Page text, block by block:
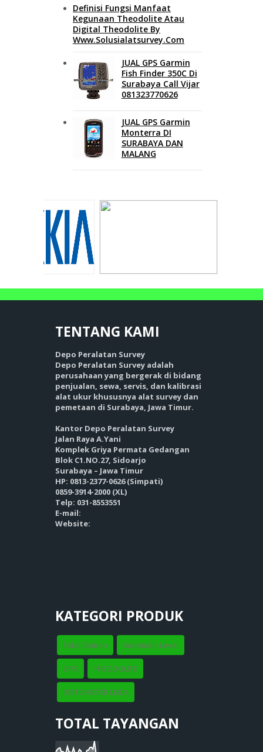
Definisi Fungsi Manfaat
Kegunaan Theodolite Atau
Digital Theodolite By
Www.solusialatsurvey.com
JUAL GPS Garmin
Fish Finder 350C Di
Surabaya Call Vijar
081323770626
JUAL GPS Garmin
Monterra DI
SURABAYA DAN
MALANG
TENTANG KAMI
Depo Peralatan Survey
Depo Peralatan Survey adalah
perusahaan yang bergerak di bidang
penjualan, sewa, servis, dan kalibrasi
alat ukur khususnya alat survey dan
pemetaan di Surabaya, Jawa Timur.
Kantor Depo Peralatan Survey
Jalan Raya A.Yani
Komplek Griya Permata Gedangan
Blok C1.NO.27, Sidoarjo
Surabaya – Jawa Timur
HP: 0813-2377-0626 (Simpati)
0859-3914-2000 (XL)
Telp: 031-8553551
E-mail:
Website:
KATEGORI PRODUK
Total Station Automatic Level
GPS THEODOLITE
DISTOMETER LEICA
TOTAL TAYANGAN